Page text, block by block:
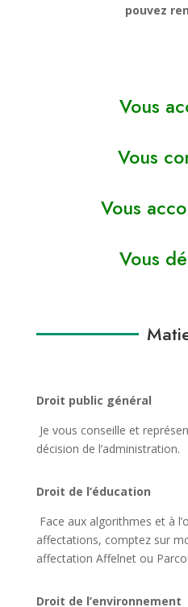
pouvez
Vous
Vous
Vous
Vous
Droit public général
Je vous conseille et
décision de l’administration.
Droit de l’éducation
Face aux algorithmes et à
affectations, comptez sur
affectation Affelnet ou
Droit de l’environnement